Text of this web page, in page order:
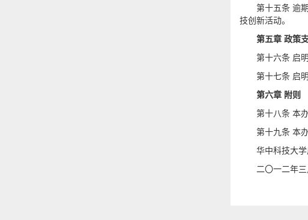
第十五条 逾
技创新活动。
第五章 政策
第十六条 启
第十七条 启
第六章 附则
第十八条 本
第十九条 本
华中科技大
二〇一二年